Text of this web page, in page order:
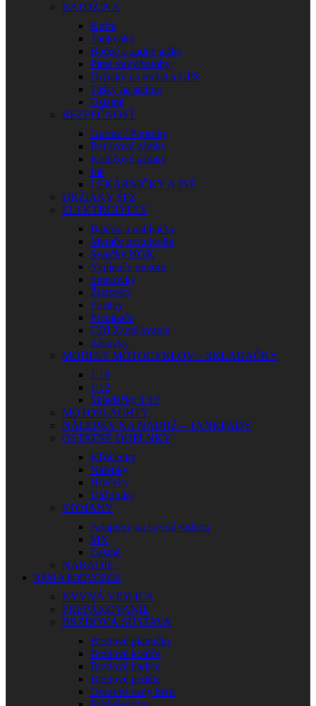
BATOŽINA
Kufre
Tankvaky
Bočné a zadné tašky
Pitné vaky/batohy
Držiaky na mobil a GPS
Tašky na stehno
Ostatné
BEZPEČNOSŤ
Gurtne / Popruhy
Reťazové zámky
Kotúčové zámky
Iné
LEKÁRNIČKY A INÉ
DRŽIAKY ŠPZ
ELEKTRODIELY
Batérie a nabíjačky
Merače motohodín
Sviečky NGK
Vypínače motora
Smerovky
Žiarovky
Poistky
Prepínače
CDI Zapaľovanie
Zásuvky
MODELY MOTOCYKLOV – SKLADAČKY
1:18
1:12
Skladačky 1:12
MOTOPLACHTY
NÁLEPKY NA NÁDRŽ – TANKPADY
OSTATNÉ DOPLNKY
Kľúčenky
Nálepky
Hrnčeky
Dáždniky
STOJANY
Adaptéry na kyvnú vidlicu
MX
Cestné
NÁRADIE
RÁM A PODVOZOK
KYVNÁ VIDLICA
PREPÁKOVANIE
BRZDOVÁ SÚSTAVA
Brzdové platničky
Brzdové kotúče
Brzdové hadice
Brzdové pedále
Opravné sady bŕzd